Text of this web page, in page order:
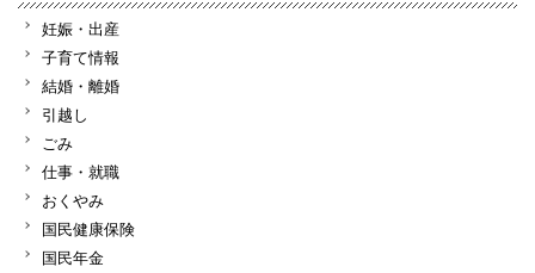
妊娠・出産
子育て情報
結婚・離婚
引越し
ごみ
仕事・就職
おくやみ
国民健康保険
国民年金